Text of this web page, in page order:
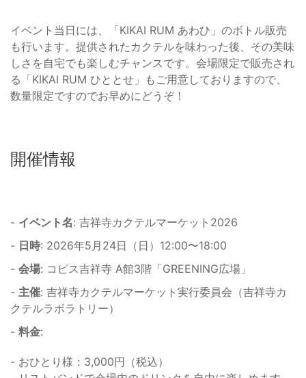
イベント当日には、「KIKAI RUM あわひ」のボトル販売
も行います。提供されたカクテルを味わった後、その美味
しさを自宅でも楽しむチャンスです。会場限定で販売され
る「KIKAI RUM ひととせ」もご用意しておりますので、
数量限定ですのでお早めにどうぞ！
開催情報
- イベント名: 吉祥寺カクテルマーケット2026
- 日時: 2026年5月24日（日）12:00〜18:00
- 会場: コピス吉祥寺 A館3階「GREENING広場」
- 主催: 吉祥寺カクテルマーケット実行委員会（吉祥寺カ
クテルラボラトリー）
- 料金:
- おひとり様：3,000円（税込）